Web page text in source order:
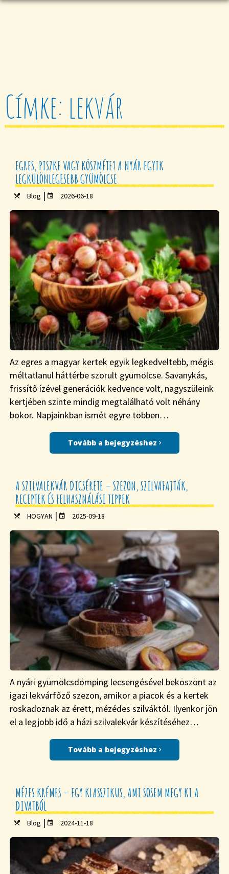
Címke: lekvár
EGRES, PISZKE VAGY KÖSZMÉTE? A NYÁR EGYIK
LEGKÜLÖNLEGESEBB GYÜMÖLCSE
Blog | 2026-06-18
Az egres a magyar kertek egyik legkedveltebb, mégis
méltatlanul háttérbe szorult gyümölcse. Savanykás,
frissítő ízével generációk kedvence volt, nagyszüleink
kertjében szinte mindig megtalálható volt néhány
bokor. Napjainkban ismét egyre többen…
Tovább a bejegyzéshez
A SZILVALEKVÁR DICSÉRETE – SZEZON, SZILVAFAJTÁK,
RECEPTEK ÉS FELHASZNÁLÁSI TIPPEK
HOGYAN | 2025-09-18
A nyári gyümölcsdömping lecsengésével beköszönt az
igazi lekvárfőző szezon, amikor a piacok és a kertek
roskadoznak az érett, mézédes szilváktól. Ilyenkor jön
el a legjobb idő a házi szilvalekvár készítéséhez…
Tovább a bejegyzéshez
MÉZES KRÉMES – EGY KLASSZIKUS, AMI SOSEM MEGY KI A
DIVATBÓL
Blog | 2024-11-18